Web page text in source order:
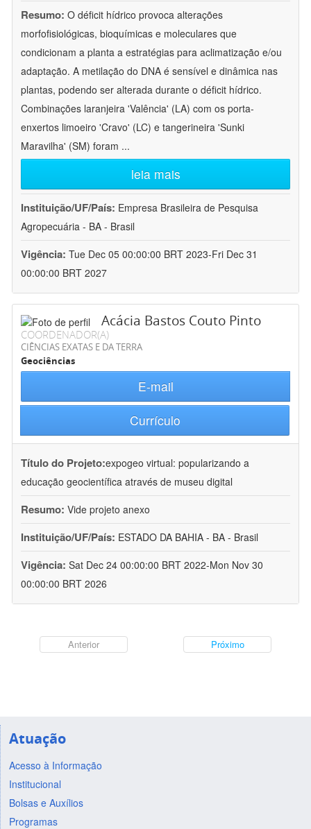
Resumo: O déficit hídrico provoca alterações
morfofisiológicas, bioquímicas e moleculares que
condicionam a planta a estratégias para aclimatização e/ou
adaptação. A metilação do DNA é sensível e dinâmica nas
plantas, podendo ser alterada durante o déficit hídrico.
Combinações laranjeira 'Valência' (LA) com os porta-
enxertos limoeiro 'Cravo' (LC) e tangerineira 'Sunki
Maravilha' (SM) foram ...
leia mais
Instituição/UF/País: Empresa Brasileira de Pesquisa
Agropecuária - BA - Brasil
Vigência: Tue Dec 05 00:00:00 BRT 2023-Fri Dec 31
00:00:00 BRT 2027
Acácia Bastos Couto Pinto
COORDENADOR(A)
CIÊNCIAS EXATAS E DA TERRA
Geociências
E-mail
Currículo
Título do Projeto:expogeo virtual: popularizando a
educação geocientífica através de museu digital
Resumo: Vide projeto anexo
Instituição/UF/País: ESTADO DA BAHIA - BA - Brasil
Vigência: Sat Dec 24 00:00:00 BRT 2022-Mon Nov 30
00:00:00 BRT 2026
Anterior Próximo
Atuação
Acesso à Informação
Institucional
Bolsas e Auxílios
Programas